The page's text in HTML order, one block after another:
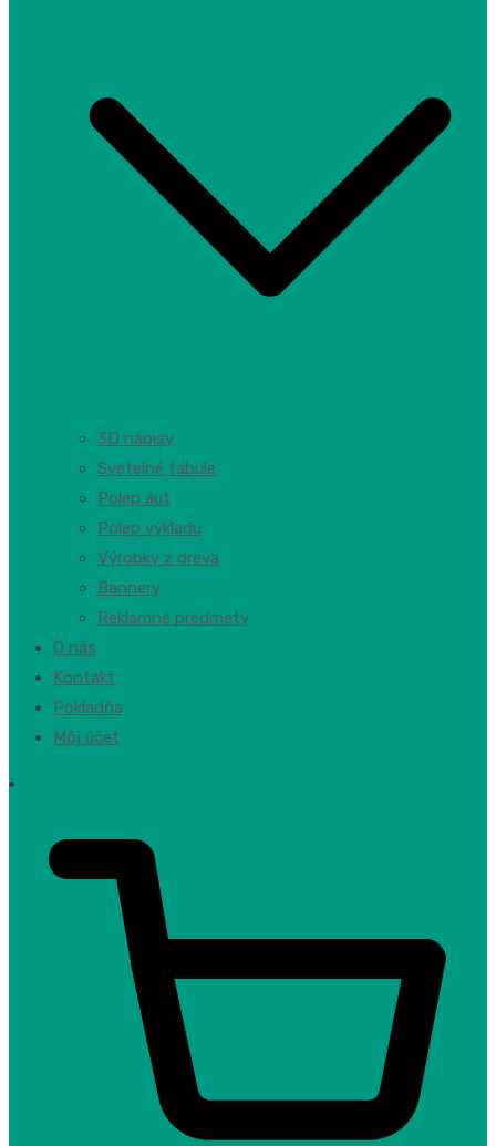
3D nápisy
Svetelné tabule
Polep áut
Polep výkladu
Výrobky z dreva
Bannery
Reklamné predmety
O nás
Kontakt
Pokladňa
Môj účet